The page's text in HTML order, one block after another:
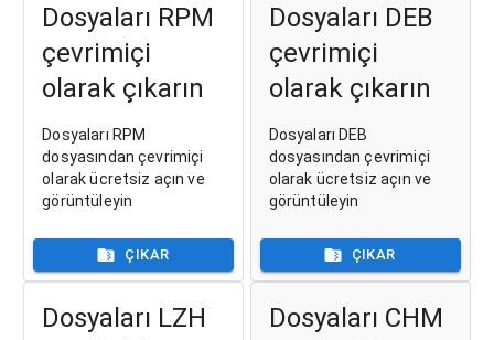
Dosyaları RPM
çevrimiçi
olarak çıkarın
Dosyaları RPM
dosyasından çevrimiçi
olarak ücretsiz açın ve
görüntüleyin
ÇIKAR
Dosyaları DEB
çevrimiçi
olarak çıkarın
Dosyaları DEB
dosyasından çevrimiçi
olarak ücretsiz açın ve
görüntüleyin
ÇIKAR
Dosyaları LZH
Dosyaları CHM